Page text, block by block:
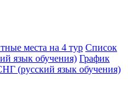
места на 4 тур Список
язык обучения) График
(русский язык обучения)